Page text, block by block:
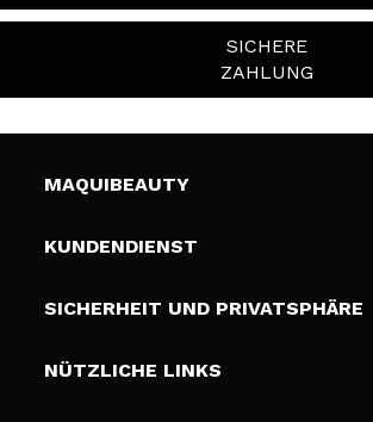
SICHERE
ZAHLUNG
MAQUIBEAUTY
Über uns
Geschenkkarten
KUNDENDIENST
Liefer- und Versandkosten
Zahlung
SICHERHEIT UND PRIVATSPHÄRE
Bedingungen und Datenschutz
NÜTZLICHE LINKS